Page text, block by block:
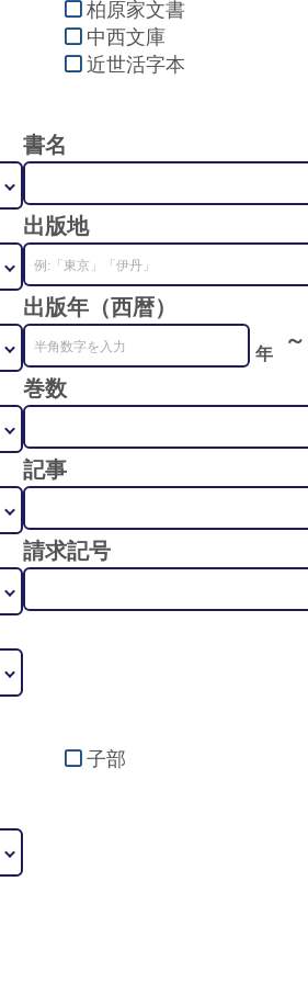
柏原家文書
中西文庫
近世活字本
書名
出版地
出版年（西暦）
年
～
巻数
記事
請求記号
子部